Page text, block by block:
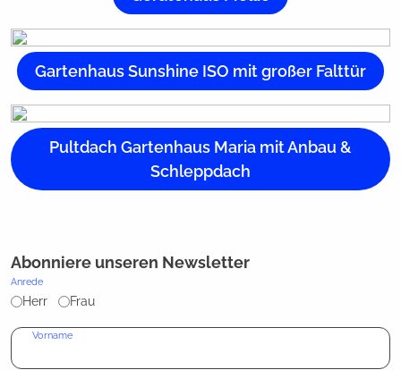
Gartenhaus Sunshine ISO mit großer Falttür
Pultdach Gartenhaus Maria mit Anbau &
Schleppdach
Abonniere unseren Newsletter
Anrede
Herr Frau
Vorname